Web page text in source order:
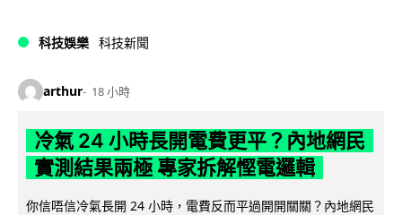
科技娛樂 科技新聞
arthur 18 小時
冷氣 24 小時長開電費更平？內地網民
實測結果兩極 專家拆解慳電邏輯
你信唔信冷氣長開 24 小時，電費反而平過開開關關？內地網民